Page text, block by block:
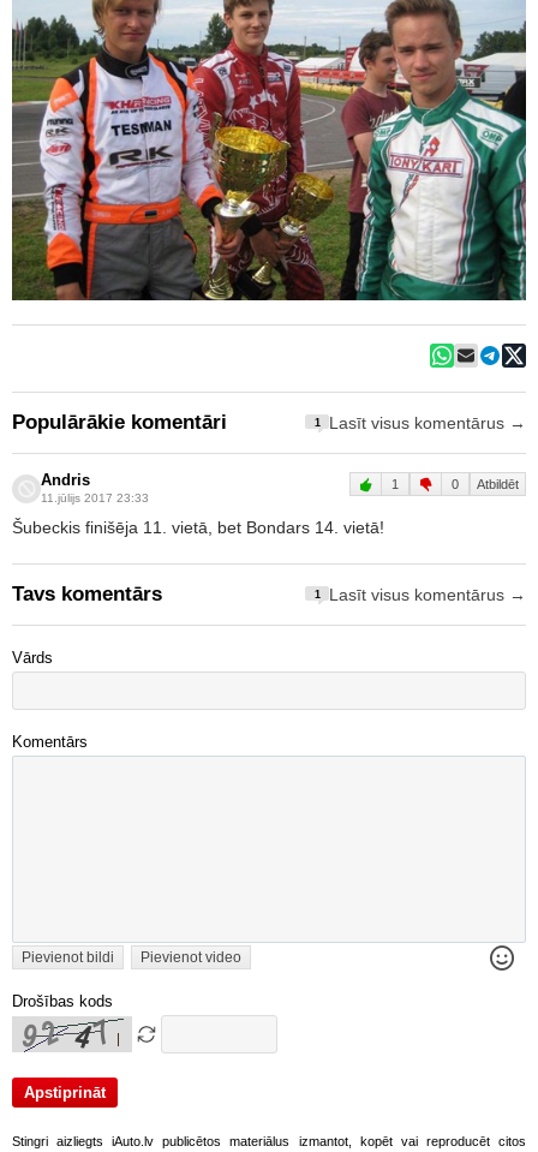
Populārākie komentāri 1 Lasīt visus komentārus →
Andris
11.jūlijs 2017 23:33
1 0 Atbildēt
Šubeckis finišēja 11. vietā, bet Bondars 14. vietā!
Tavs komentārs 1 Lasīt visus komentārus →
Vārds
Komentārs
Pievienot bildi Pievienot video
Drošības kods
Stingri aizliegts iAuto.lv publicētos materiālus izmantot, kopēt vai reproducēt citos